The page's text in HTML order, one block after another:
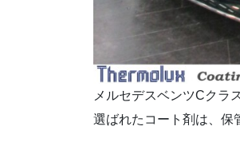
メルセデスベンツCクラ
選ばれたコート剤は、保